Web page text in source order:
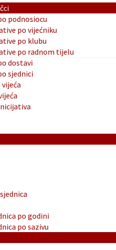
podnosiocu
po vijećniku
po klubu
po radnom tijelu
dostavi
sjednici
po godini
po sazivu